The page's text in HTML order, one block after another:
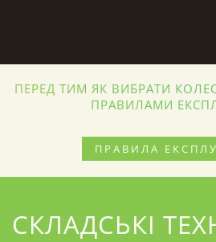
ПЕРЕД ТИМ ЯК ВИБРАТИ
ПРАВИЛАМИ
ПРАВИЛА
СКЛАДСЬКІ